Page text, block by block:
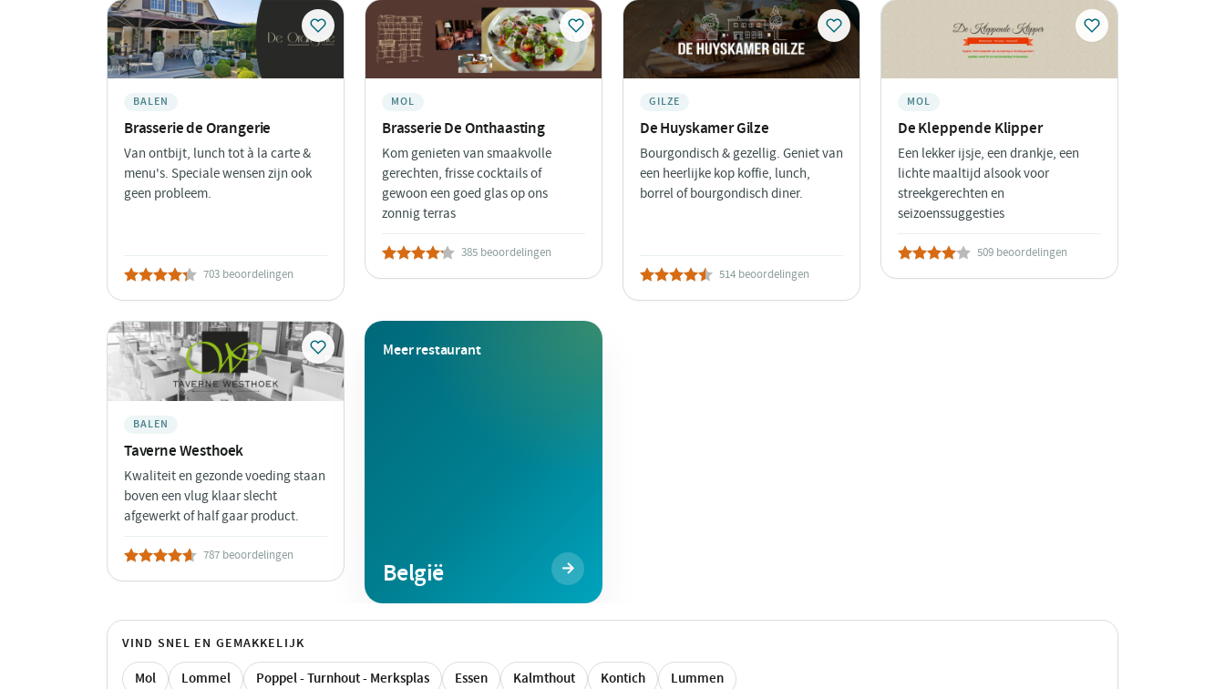
BALEN
Brasserie de Orangerie
Van ontbijt, lunch tot à la carte &
menu's. Speciale wensen zijn ook
geen probleem.
703 beoordelingen
MOL
Brasserie De Onthaasting
Kom genieten van smaakvolle
gerechten, frisse cocktails of
gewoon een goed glas op ons
zonnig terras
385 beoordelingen
GILZE
De Huyskamer Gilze
Bourgondisch & gezellig. Geniet van
een heerlijke kop koffie, lunch,
borrel of bourgondisch diner.
514 beoordelingen
MOL
De Kleppende Klipper
Een lekker ijsje, een drankje, een
lichte maaltijd alsook voor
streekgerechten en
seizoenssuggesties
509 beoordelingen
BALEN
Taverne Westhoek
Kwaliteit en gezonde voeding staan
boven een vlug klaar slecht
afgewerkt of half gaar product.
787 beoordelingen
Meer restaurant
België
VIND SNEL EN GEMAKKELIJK
Mol Lommel Poppel - Turnhout - Merksplas Essen Kalmthout Kontich Lummen